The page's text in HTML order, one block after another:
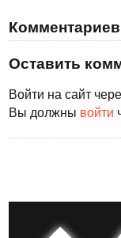
Оставить
Войти на сайт
Вы должны войти